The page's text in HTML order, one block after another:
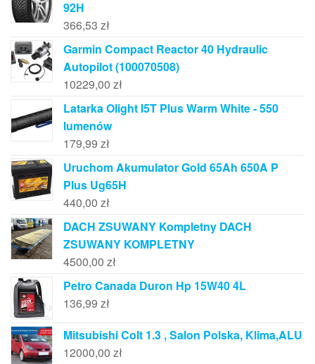
92H
366,53 zł
Garmin Compact Reactor 40 Hydraulic
Autopilot (100070508)
10229,00 zł
Latarka Olight I5T Plus Warm White - 550
lumenów
179,99 zł
Uruchom Akumulator Gold 65Ah 650A P
Plus Ug65H
440,00 zł
DACH ZSUWANY Kompletny DACH
ZSUWANY KOMPLETNY
4500,00 zł
Petro Canada Duron Hp 15W40 4L
136,99 zł
Mitsubishi Colt 1.3 , Salon Polska, Klima,ALU
12000,00 zł